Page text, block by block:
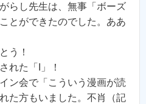
らし先生は、無事「ボーズ
とができたのでした。ああ
う！
れた「I」！
ン会で「こういう漫画が読
た方もいました。不肖（記